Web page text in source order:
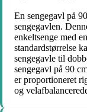
En sengegavl på
sengegavlen.
enkeltsenge med
standardstørrelse
sengegavle til
sengegavl på 90
er proportioneret
og